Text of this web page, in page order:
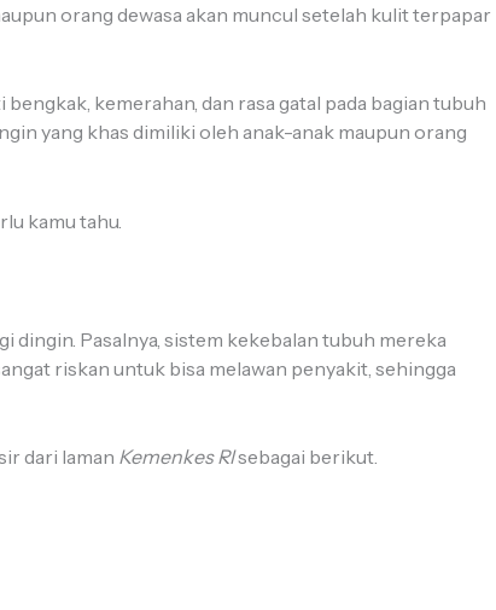
orang dewasa akan muncul setelah kulit terpapar
kemerahan, dan rasa gatal pada bagian tubuh
yang khas dimiliki oleh anak-anak maupun orang
kamu tahu.
dingin. Pasalnya, sistem kekebalan tubuh mereka
riskan untuk bisa melawan penyakit, sehingga
dari laman Kemenkes RIsebagai berikut.